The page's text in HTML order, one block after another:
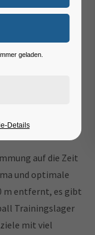
Kroatien!
Hotel liegt
Strand
auf die Zeit
und optimale
m entfernt, es gibt
Trainingslager
mit viel
geladen.
Details